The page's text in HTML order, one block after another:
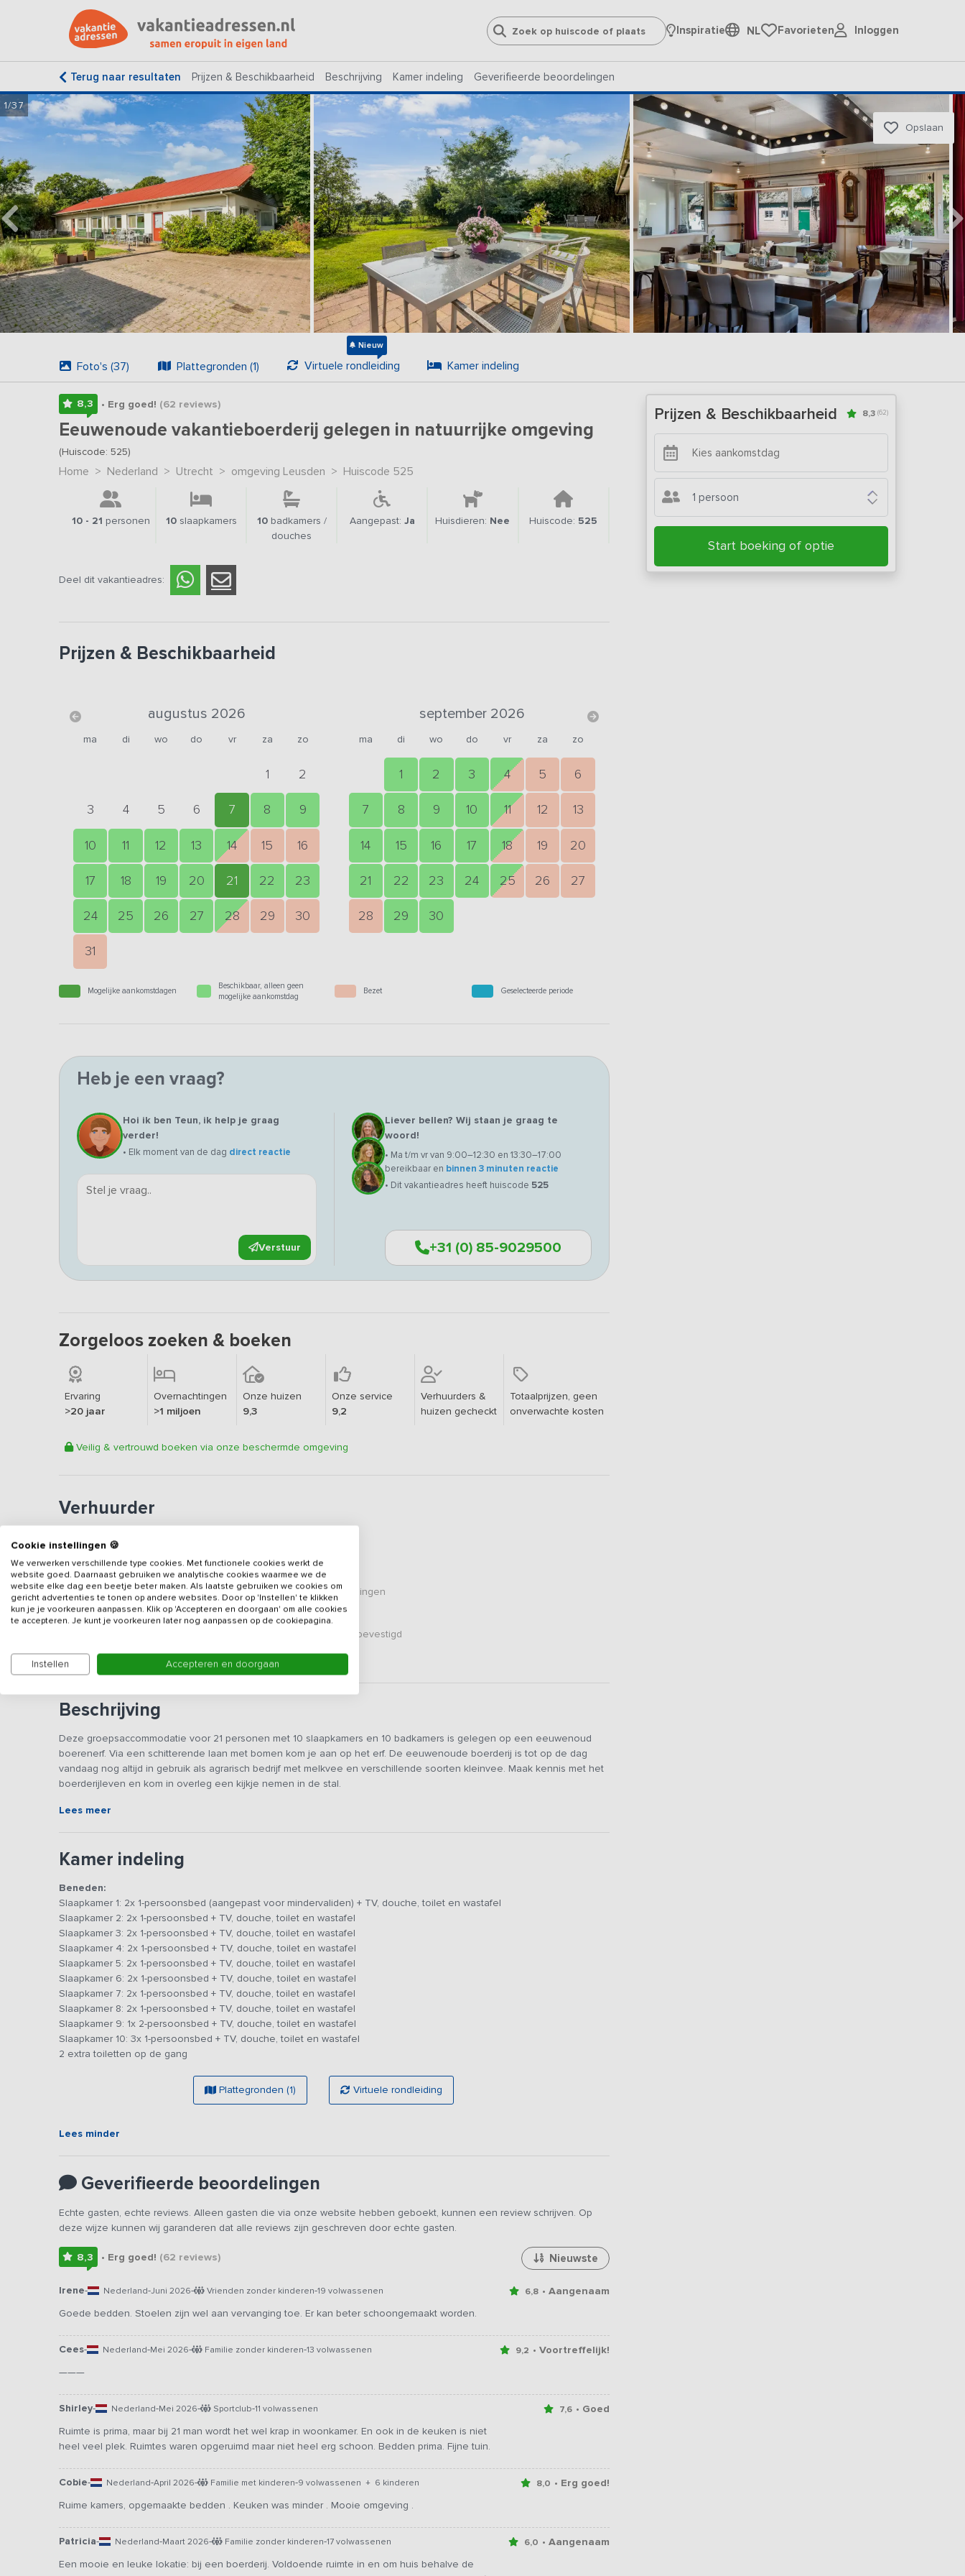
Inspiratie NL Favorieten Inloggen
Terug naar resultaten Prijzen & Beschikbaarheid Beschrijving Kamer indeling Geverifieerde beoordelingen
1/37
Opslaan
Foto's (37) Plattegronden (1) Virtuele rondleiding
Nieuw
Kamer indeling
8,3 • Erg goed! (62 reviews)
Eeuwenoude vakantieboerderij gelegen in natuurrijke omgeving
(Huiscode: 525)
Home > Nederland > Utrecht > omgeving Leusden > Huiscode 525
10 - 21 personen 10slaapkamers 10badkamers /
douches
Aangepast: Ja Huisdieren: Nee Huiscode: 525
Deel dit vakantieadres:
Prijzen & Beschikbaarheid
augustus 2026
ma di wo do vr za zo
1 2
3 4 5 6 7 8 9
10 11 12 13 14 15 16
17 18 19 20 21 22 23
24 25 26 27 28 29 30
31
september 2026
ma di wo do vr za zo
1 2 3 4 5 6
7 8 9 10 11 12 13
14 15 16 17 18 19 20
21 22 23 24 25 26 27
28 29 30
Mogelijke aankomstdagen
Beschikbaar, alleen geen
mogelijke aankomstdag
Bezet Geselecteerde periode
Heb je een vraag?
Hoi ik ben Teun, ik help je graag
verder!
• Elk moment van de dag direct reactie
Verstuur
Liever bellen? Wij staan je graag te
woord!
• Ma t/m vr van 9:00–12:30 en 13:30–17:00
bereikbaar en binnen 3 minuten reactie
• Dit vakantieadres heeft huiscode 525
+31 (0) 85-9029500
Zorgeloos zoeken & boeken
Ervaring
>20 jaar
Overnachtingen
>1 miljoen
Onze huizen
9,3
Onze service
9,2
Verhuurders &
huizen gecheckt
Totaalprijzen, geen
onverwachte kosten
Veilig & vertrouwd boeken via onze beschermde omgeving
Verhuurder
Geweldige locatie
Een8.3op basis van62beoordelingen
Veilig & vertrouwd
Gegevens van de verhuurder zijn bevestigd
Beschrijving
Deze groepsaccommodatie voor 21 personen met 10 slaapkamers en 10 badkamers is gelegen op een eeuwenoud
boerenerf. Via een schitterende laan met bomen kom je aan op het erf. De eeuwenoude boerderij is tot op de dag
vandaag nog altijd in gebruik als agrarisch bedrijf met melkvee en verschillende soorten kleinvee. Maak kennis met het
boerderijleven en kom in overleg een kijkje nemen in de stal.
Ditvakantieadres
aanwezig en de ruime badkamer beschikt over een in hoogte verstelbaar toilet.
Door de goede ligging en bosrijke omgeving is het de ideale plek als vertrekpunt om te fietsen of te wandelen. Tijdens
het verblijf is het ook mogelijk om fietsen te huren en de omgeving te verkennen. De klompenpaden bieden mooie
wandelroutes over boerenerven en landerijen. De accommodatie is op loopafstand van het dorp, maar heeft toch een
vrije kijk over de landerijen.
Lees meer
Kamer indeling
Beneden:
Slaapkamer 1: 2x 1-persoonsbed (aangepast voor mindervaliden) + TV, douche, toilet en wastafel
Slaapkamer 2: 2x 1-persoonsbed + TV, douche, toilet en wastafel
Slaapkamer 3: 2x 1-persoonsbed + TV, douche, toilet en wastafel
Slaapkamer 4: 2x 1-persoonsbed + TV, douche, toilet en wastafel
Slaapkamer 5: 2x 1-persoonsbed + TV, douche, toilet en wastafel
Slaapkamer 6: 2x 1-persoonsbed + TV, douche, toilet en wastafel
Slaapkamer 7: 2x 1-persoonsbed + TV, douche, toilet en wastafel
Slaapkamer 8: 2x 1-persoonsbed + TV, douche, toilet en wastafel
Slaapkamer 9: 1x 2-persoonsbed + TV, douche, toilet en wastafel
Slaapkamer 10: 3x 1-persoonsbed + TV, douche, toilet en wastafel
2 extra toiletten op de gang
Plattegronden (1) Virtuele rondleiding
Lees minder
Geverifieerde beoordelingen
Echte gasten, echte reviews. Alleen gasten die via onze website hebben geboekt, kunnen een review schrijven. Op
deze wijze kunnen wij garanderen dat alle reviews zijn geschreven door echte gasten.
8,3 • Erg goed! (62 reviews) Nieuwste
Irene- Nederland-Juni 2026- Vrienden zonder kinderen-19 volwassenen 6,8 • Aangenaam
Goede bedden. Stoelen zijn wel aan vervanging toe. Er kan beter schoongemaakt worden.
Cees- Nederland-Mei 2026- Familie zonder kinderen-13 volwassenen 9,2 • Voortreffelijk!
———
Shirley- Nederland-Mei 2026- Sportclub-11 volwassenen 7,6 • Goed
Ruimte is prima, maar bij 21 man wordt het wel krap in woonkamer. En ook in de keuken is niet
heel veel plek. Ruimtes waren opgeruimd maar niet heel erg schoon. Bedden prima. Fijne tuin.
Cobie- Nederland-April 2026- Familie met kinderen-9 volwassenen + 6 kinderen 8,0 • Erg goed!
Ruime kamers, opgemaakte bedden . Keuken was minder . Mooie omgeving .
Patricia- Nederland-Maart 2026- Familie zonder kinderen-17 volwassenen 6,0 • Aangenaam
Een mooie en leuke lokatie: bij een boerderij. Voldoende ruimte in en om huis behalve de
Prijzen & Beschikbaarheid 8,3 (62)
1 persoon
Start boeking of optie
Cookie instellingen 🍪
We verwerken verschillende type cookies. Met functionele cookies werkt de
website goed. Daarnaast gebruiken we analytische cookies waarmee we de
website elke dag een beetje beter maken. Als laatste gebruiken we cookies om
gericht advertenties te tonen op andere websites. Door op 'Instellen' te klikken
kun je je voorkeuren aanpassen. Klik op 'Accepteren en doorgaan' om alle cookies
te accepteren. Je kunt je voorkeuren later nog aanpassen op de cookiepagina.
Instellen Accepteren en doorgaan